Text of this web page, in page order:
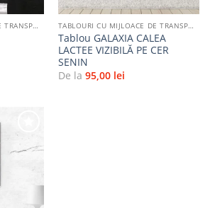
TABLOURI CU MIJLOACE DE TRANSPORT TABLOURI CU MIJLOACE DE TRANSPORT
Tablou GALAXIA CALEA
LACTEE VIZIBILĂ PE CER
SENIN
De la 95,00 lei